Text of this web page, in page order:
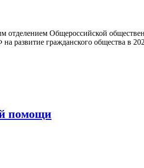
отделением Общероссийской
развитие гражданского общества в
помощи